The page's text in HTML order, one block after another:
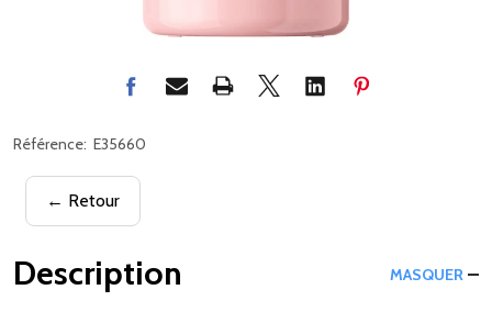
Référence: E35660
← Retour
Description MASQUER